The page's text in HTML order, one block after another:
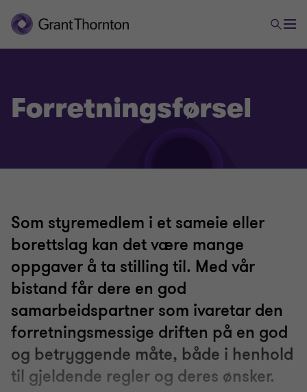
Digitalisering
Moms/skatt
Forretningsførsel
Controller
Regnskapsføring
Forretningsførsel
Som styremedlem i et sameie eller
borettslag kan det være mange
oppgaver å ta stilling til. Med vår
bistand får dere en god
samarbeidspartner som ivaretar den
forretningsmessige driften på en god
og betryggende måte, både i henhold
til gjeldende regler og deres ønsker.